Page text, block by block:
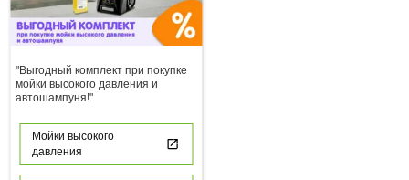
"Выгодный комплект при покупке
мойки высокого давления и
автошампуня!"
Мойки высокого
давления